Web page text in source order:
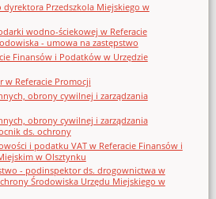
Przedszkola Miejskiego w
wodno-ściekowej w Referacie
- umowa na zastępstwo
Finansów i Podatków w Urzędzie
Referacie Promocji
obrony cywilnej i zarządzania
obrony cywilnej i zarządzania
ds. ochrony
i podatku VAT w Referacie Finansów i
w Olsztynku
- podinspektor ds. drogownictwa w
Środowiska Urzędu Miejskiego w